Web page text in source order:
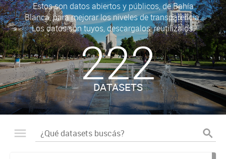
Estos son datos abiertos y públicos, de Bahía
Blanca, para mejorar los niveles de transparencia.
Los datos son tuyos, descargalos, reutilizalos.
222
DATASETS